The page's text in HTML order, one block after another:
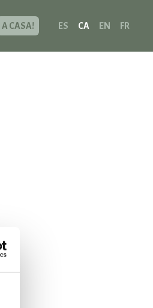
A CASA! ES CA EN FR